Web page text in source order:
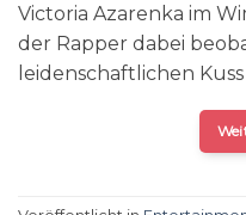
Victoria Azarenka im
der Rapper dabei
leidenschaftlichen